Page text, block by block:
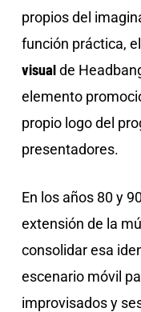
propios del
función práctica,
visualde
elemento
propio logo del
presentadores.
En los años 80 y
extensión de la
consolidar esa
escenario móvil
improvisados y